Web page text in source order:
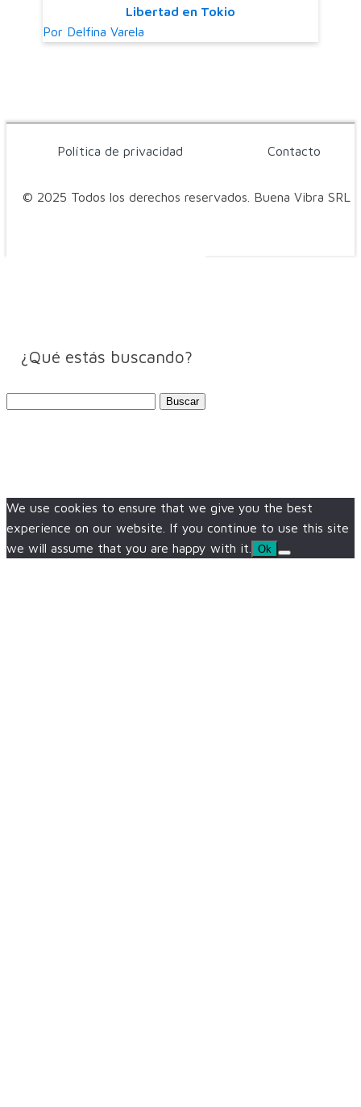
Libertad en Tokio
Por Delfina Varela
© 2025 Todos los derechos reservados. Buena Vibra SRL
Política de privacidad Contacto
¿Qué estás buscando?
We use cookies to ensure that we give you the best
experience on our website. If you continue to use this site
we will assume that you are happy with it.
Ok